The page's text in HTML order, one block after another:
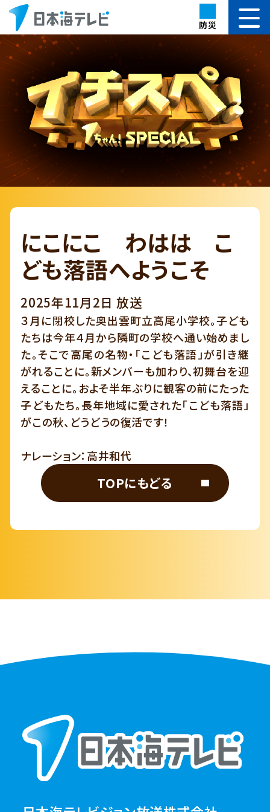
防災
にこにこ わはは こ
ども落語へようこそ
2025年11月2日 放送
３月に閉校した奥出雲町立高尾小学校。子ども
たちは今年４月から隣町の学校へ通い始めまし
た。そこで高尾の名物・「こども落語」が引き継
がれることに。新メンバーも加わり、初舞台を迎
えることに。およそ半年ぶりに観客の前にたった
子どもたち。長年地域に愛された「こども落語」
がこの秋、どうどうの復活です！
ナレーション：高井和代
TOPにもどる